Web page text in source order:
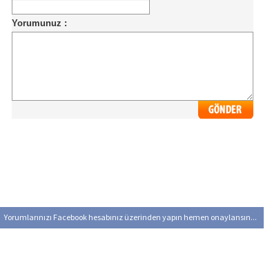
Yorumlarınızı Facebook hesabınız üzerinden yapın hemen onaylansın...